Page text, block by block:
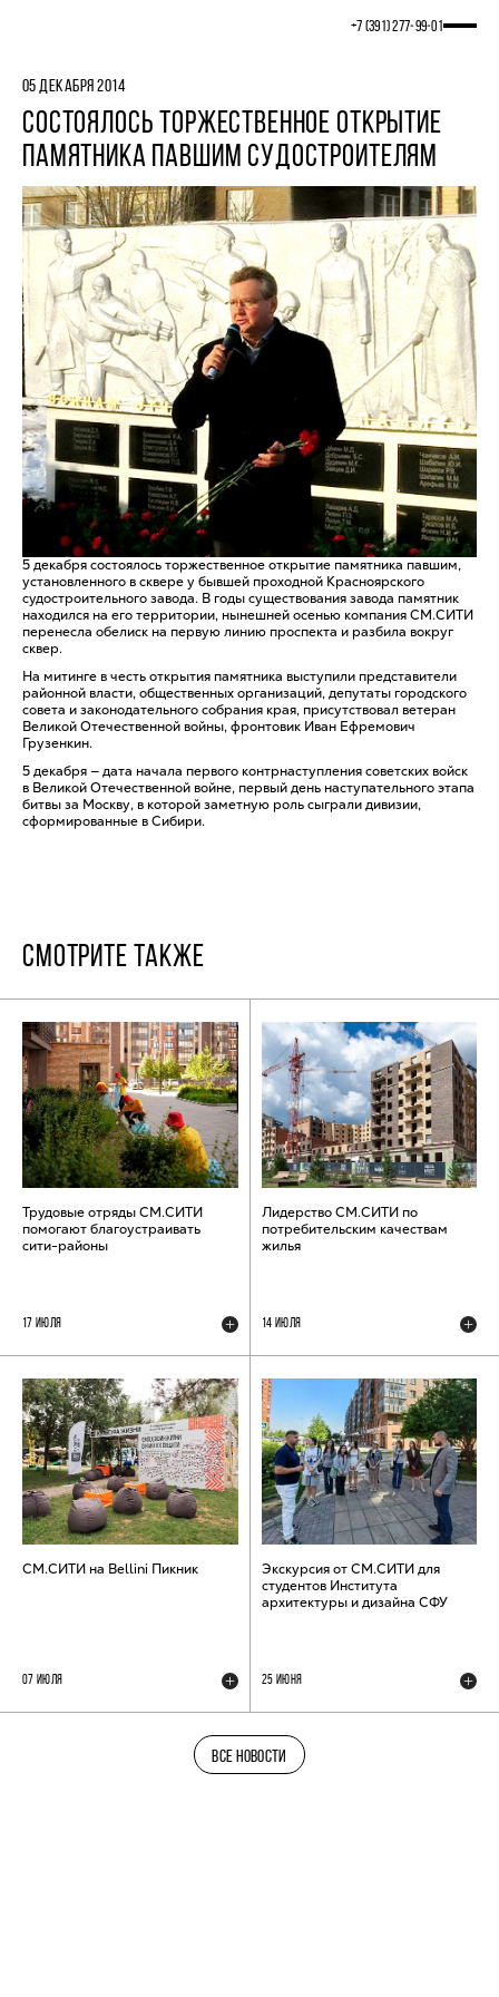
+7 (391) 277‒99‒01
05 ДЕКАБРЯ 2014
СОСТОЯЛОСЬ ТОРЖЕСТВЕННОЕ ОТКРЫТИЕ
ПАМЯТНИКА ПАВШИМ СУДОСТРОИТЕЛЯМ
5 декабря состоялось торжественное открытие памятника павшим,
установленного в сквере у бывшей проходной Красноярского
судостроительного завода. В годы существования завода памятник
находился на его территории, нынешней осенью компания СМ.СИТИ
перенесла обелиск на первую линию проспекта и разбила вокруг
сквер.
На митинге в честь открытия памятника выступили представители
районной власти, общественных организаций, депутаты городского
совета и законодательного собрания края, присутствовал ветеран
Великой Отечественной войны, фронтовик Иван Ефремович
Грузенкин.
5 декабря — дата начала первого контрнаступления советских войск
в Великой Отечественной войне, первый день наступательного этапа
битвы за Москву, в которой заметную роль сыграли дивизии,
сформированные в Сибири.
СМОТРИТЕ ТАКЖЕ
Трудовые отряды СМ.СИТИ
помогают благоустраивать
сити-районы
17 ИЮЛЯ
Лидерство СМ.СИТИ по
потребительским качествам
жилья
14 ИЮЛЯ
СМ.СИТИ на Bellini Пикник
07 ИЮЛЯ
Экскурсия от СМ.СИТИ для
студентов Института
архитектуры и дизайна СФУ
25 ИЮНЯ
ВСЕ НОВОСТИ